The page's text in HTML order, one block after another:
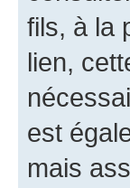
fils, à la
lien,
est
mais